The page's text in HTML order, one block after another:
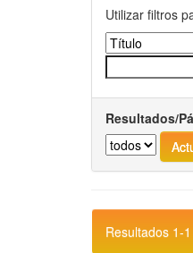
Utilizar filtros
Resultados/
Resultados 1-